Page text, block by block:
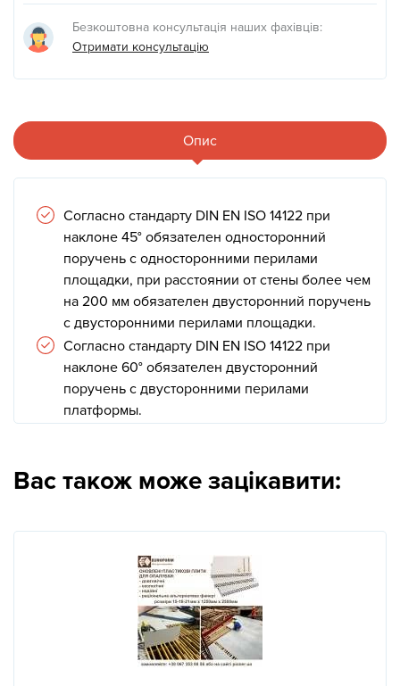
Безкоштовна консультація наших фахівців:
Отримати консультацію
Вас також може зацікавити:
Опис
Согласно стандарту DIN EN ISO 14122 при
наклоне 45° обязателен односторонний
поручень с односторонними перилами
площадки, при расстоянии от стены более чем
на 200 мм обязателен двусторонний поручень
с двусторонними перилами площадки.
Согласно стандарту DIN EN ISO 14122 при
наклоне 60° обязателен двусторонний
поручень с двусторонними перилами
платформы.